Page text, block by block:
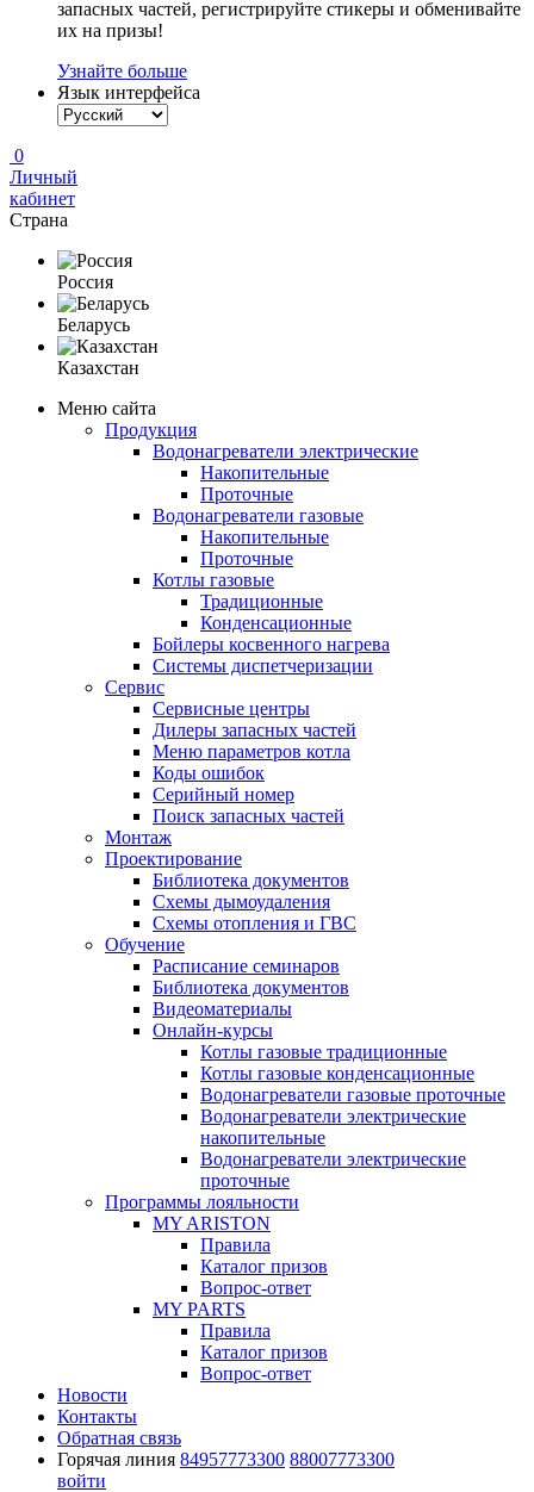
запасных частей, регистрируйте стикеры и обменивайте
их на призы!
Узнайте больше
Язык интерфейса
0
Личный
кабинет
Страна
Россия
Беларусь
Казахстан
Меню сайта
Продукция
Водонагреватели электрические
Накопительные
Проточные
Водонагреватели газовые
Накопительные
Проточные
Котлы газовые
Традиционные
Конденсационные
Бойлеры косвенного нагрева
Системы диспетчеризации
Сервис
Сервисные центры
Дилеры запасных частей
Меню параметров котла
Коды ошибок
Серийный номер
Поиск запасных частей
Монтаж
Проектирование
Библиотека документов
Схемы дымоудаления
Схемы отопления и ГВС
Обучение
Расписание семинаров
Библиотека документов
Видеоматериалы
Онлайн-курсы
Котлы газовые традиционные
Котлы газовые конденсационные
Водонагреватели газовые проточные
Водонагреватели электрические
накопительные
Водонагреватели электрические
проточные
Программы лояльности
MY ARISTON
Правила
Каталог призов
Вопрос-ответ
MY PARTS
Правила
Каталог призов
Вопрос-ответ
Новости
Контакты
Обратная связь
Горячая линия 84957773300 88007773300
войти